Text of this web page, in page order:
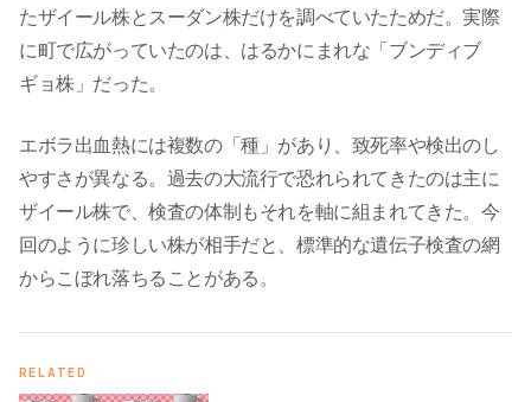
たザイール株とスーダン株だけを調べていたためだ。実際
に町で広がっていたのは、はるかにまれな「ブンディブ
ギョ株」だった。
エボラ出血熱には複数の「種」があり、致死率や検出のし
やすさが異なる。過去の大流行で恐れられてきたのは主に
ザイール株で、検査の体制もそれを軸に組まれてきた。今
回のように珍しい株が相手だと、標準的な遺伝子検査の網
からこぼれ落ちることがある。
RELATED